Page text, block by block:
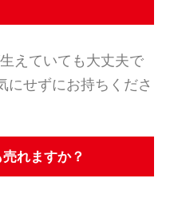
えていても大丈夫で
にせずにお持ちくださ
れますか？